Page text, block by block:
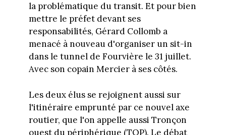
la problématique du transit. Et pour bien
mettre le préfet devant ses
responsabilités, Gérard Collomb a
menacé à nouveau d'organiser un sit-in
dans le tunnel de Fourvière le 31 juillet.
Avec son copain Mercier à ses côtés.
Les deux élus se rejoignent aussi sur
l'itinéraire emprunté par ce nouvel axe
routier, que l'on appelle aussi Tronçon
ouest du périphérique (TOP). Le débat